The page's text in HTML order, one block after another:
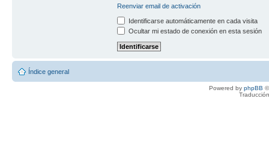
Reenviar email de activación
Identificarse automáticamente en cada visita
Ocultar mi estado de conexión en esta sesión
Índice general
Powered by phpBB